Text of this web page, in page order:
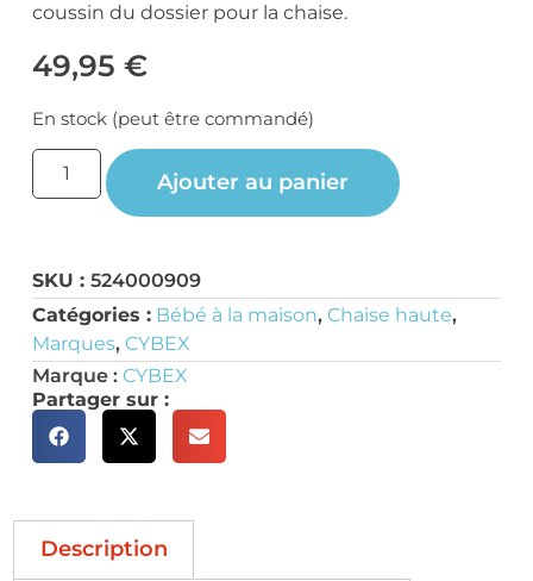
coussin du dossier pour la chaise.
49,95 €
En stock (peut être commandé)
Ajouter au panier
SKU : 524000909
Catégories : Bébé à la maison, Chaise haute,
Marques, CYBEX
Marque : CYBEX
Partager sur :
Description